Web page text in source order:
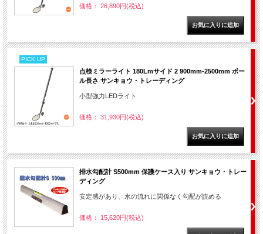
価格： 26,890円(税込)
PICK UP
点検ミラーライト 180Lmサイド 2 900mm-2500mm ポー
ル長さ サンキョウ・トレーディング
小型強力LEDライト
価格： 31,930円(税込)
排水勾配計 S500mm 保護ケース入り サンキョウ・トレー
ディング
安定感があり、水の流れに関係なく勾配が読める
価格： 15,620円(税込)